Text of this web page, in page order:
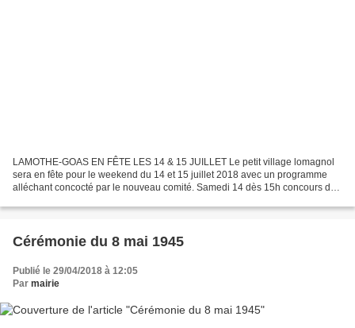
LAMOTHE-GOAS EN FÊTE LES 14 & 15 JUILLET Le petit village lomagnol
sera en fête pour le weekend du 14 et 15 juillet 2018 avec un programme
alléchant concocté par le nouveau comité. Samedi 14 dès 15h concours de
Cérémonie du 8 mai 1945
Publié le 29/04/2018 à 12:05
Par mairie